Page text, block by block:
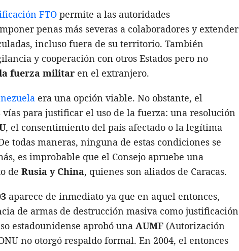
FTO permite a las autoridades
penas más severas a colaboradores y extender
incluso fuera de su territorio. También
y cooperación con otros Estados pero no
fuerza militar en el extranjero.
era una opción viable. No obstante, el
para justificar el uso de la fuerza: una resolución
, el consentimiento del país afectado o la legítima
todas maneras, ninguna de estas condiciones se
es improbable que el Consejo apruebe una
de Rusia y China, quienes son aliados de Caracas.
aparece de inmediato ya que en aquel entonces,
de armas de destrucción masiva como justificación
estadounidense aprobó una AUMF (Autorización
no otorgó respaldo formal. En 2004, el entonces